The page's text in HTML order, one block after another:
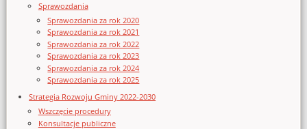
Sprawozdania
Sprawozdania za rok 2020
Sprawozdania za rok 2021
Sprawozdania za rok 2022
Sprawozdania za rok 2023
Sprawozdania za rok 2024
Sprawozdania za rok 2025
Strategia Rozwoju Gminy 2022-2030
Wszczęcie procedury
Konsultacje publiczne